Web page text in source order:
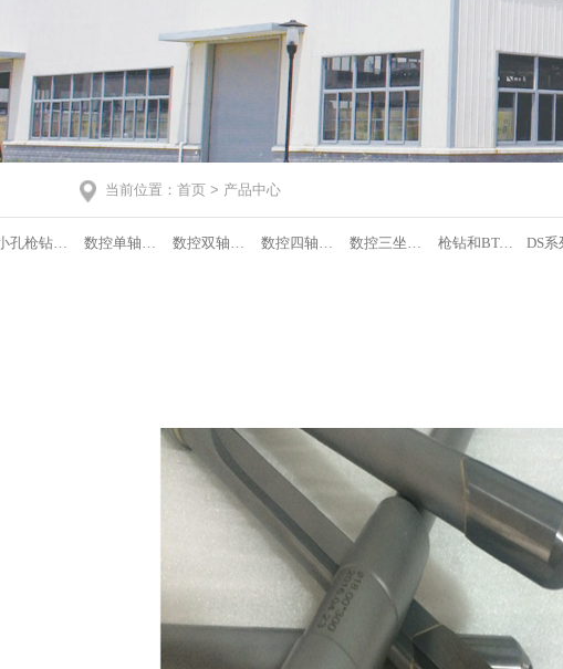
当前位置 ：首页 > 产品中心
小孔枪钻机床 数控单轴枪钻机床 数控双轴枪钻机床 数控四轴枪钻机床 数控三坐标枪钻机床 枪钻和BTA复合型三坐标深孔钻床